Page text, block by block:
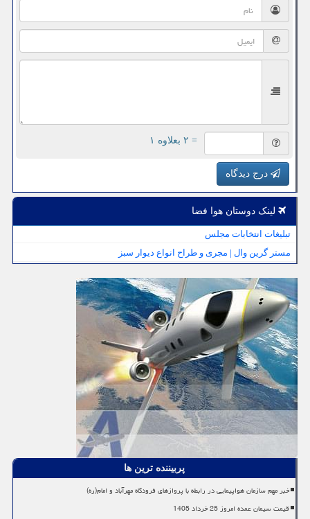
= ۲ بعلاوه ۱
درج دیدگاه
لینک دوستان هوا فضا
تبلیغات انتخابات مجلس
مستر گرین وال | مجری و طراح انواع دیوار سبز
پربیننده ترین ها
خبر مهم سازمان هواپیمایی در رابطه با پروازهای فرودگاه مهرآباد و امام(ره)
قیمت سیمان عمده امروز 25 خرداد 1405